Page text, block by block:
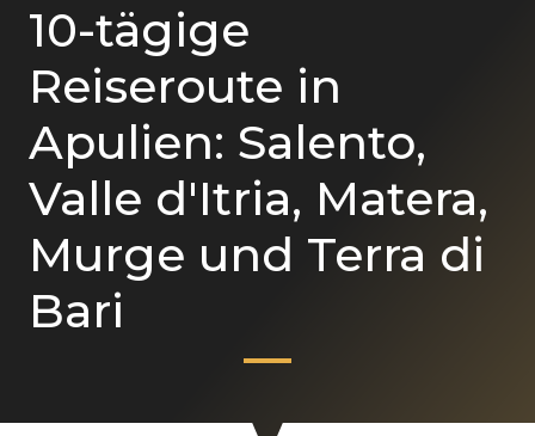
10-tägige
Reiseroute in
Apulien: Salento,
Valle d'Itria, Matera,
Murge und Terra di
Bari